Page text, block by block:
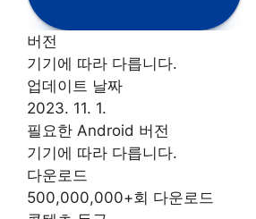
버전
기기에 따라 다릅니다.
업데이트 날짜
2023. 11. 1.
필요한 Android 버전
기기에 따라 다릅니다.
다운로드
500,000,000+회 다운로드